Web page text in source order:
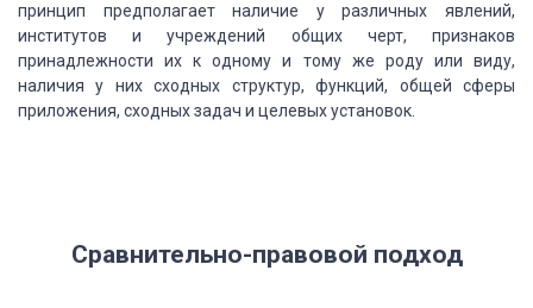
принцип предполагает наличие у различных явлений,
институтов и учреждений общих черт, признаков
принадлежности их к одному и тому же роду или виду,
наличия у них сходных структур, функций, общей сферы
приложения, сходных задач и целевых установок.
Сравнительно-правовой подход